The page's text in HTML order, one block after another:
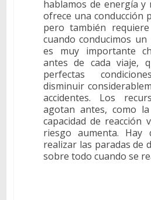
hablamos de energía y
ofrece una conducción
pero también
cuando conducimos
es muy importante
antes de cada viaje,
perfectas
disminuir
accidentes. Los
agotan antes, como
capacidad de reacción
riesgo aumenta. Hay
realizar las paradas de
sobre todo cuando se